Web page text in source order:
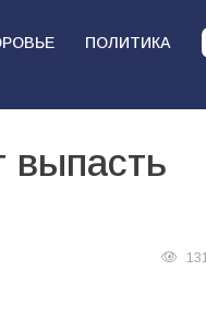
ПОЛИТИКА
выпасть